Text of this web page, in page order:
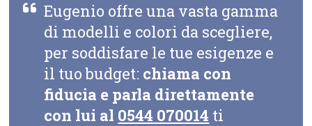
Eugenio offre una vasta gamma
di modelli e colori da scegliere,
per soddisfare le tue esigenze e
il tuo budget: chiama con
fiducia e parla direttamente
con lui al 0544 070014 ti